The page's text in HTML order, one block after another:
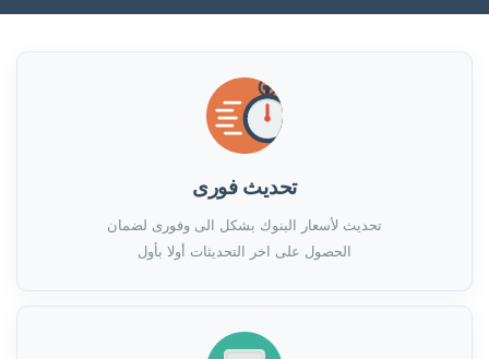
تحديث فورى
تحديث لأسعار البنوك بشكل الى وفورى لضمان
الحصول على اخر التحديثات أولا بأول